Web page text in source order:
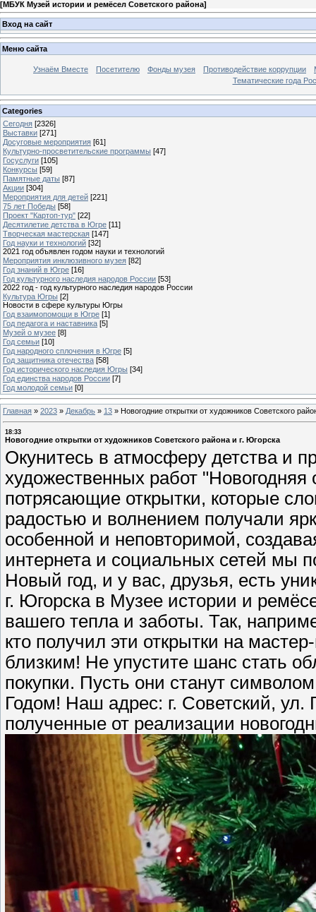
[МБУК Музей истории и ремёсел Советского района]
Вход на сайт
Меню сайта
Узнаём Вместе Посетителю Фонды музея Противодействие коррупции
Тематические года
Categories
Сегодня [2326]
Выставки [271]
Досуговые мероприятия [61]
Культурно-просветительские программы [47]
Госуслуги [105]
Конкурсы [59]
Памятные даты [87]
Акции [304]
Мероприятия для детей [221]
75 лет Победы [58]
Проект "Картоп-тур" [22]
Десятилетие детства в Югре [11]
Творческая мастерская [147]
Год науки и технологий [32]
2021 год объявлен годом науки и технологий
Мероприятия инклюзивного музея [82]
Год знаний в Югре [16]
Год культурного наследия народов России [53]
2022 год - год культурного наследия народов России
Культура Югры [2]
Новости в сфере культуры Югры
Год взаимопомощи в Югре [1]
Год педагога и наставника [5]
Музей о музее [8]
Год семьи [10]
Год народного сплочения в Югре [5]
Год защитника отечества [58]
Год исторического наследия Югры [34]
Год единства народов России [7]
Год молодой семьи [0]
Главная » 2023 » Декабрь » 13 » Новогодние открытки от художников Советского
18:33
Новогодние открытки от художников Советского района и г. Югорска
Окунитесь в атмосферу детства и
художественных работ "Новогодняя
потрясающие открытки, которые
радостью и волнением получали
особенной и неповторимой,
интернета и социальных сетей мы
Новый год, и у вас, друзья, есть
г. Югорска в Музее истории и
вашего тепла и заботы. Так,
кто получил эти открытки на
близким! Не упустите шанс стать
покупки. Пусть они станут
Годом! Наш адрес: г. Советский,
полученные от реализации